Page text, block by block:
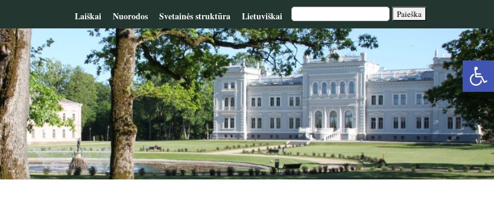
Laiškai Nuorodos Svetainės struktūra Lietuviškai